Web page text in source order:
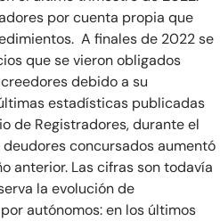
por cuenta propia que
A finales de 2022 se
que se vieron obligados
debido a su
estadísticas publicadas
de Registradores, durante el
concursados aumentó
anterior. Las cifras son todavía
la evolución de
autónomos: en los últimos